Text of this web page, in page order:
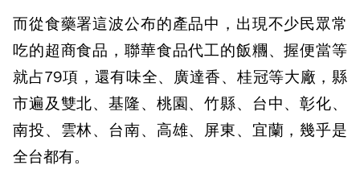
而從食藥署這波公布的產品中，出現不少民眾常
吃的超商食品，聯華食品代工的飯糰、握便當等
就占79項，還有味全、廣達香、桂冠等大廠，縣
市遍及雙北、基隆、桃園、竹縣、台中、彰化、
南投、雲林、台南、高雄、屏東、宜蘭，幾乎是
全台都有。